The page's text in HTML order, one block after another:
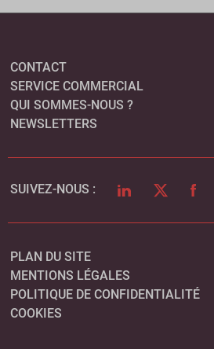
CONTACT
SERVICE COMMERCIAL
QUI SOMMES-NOUS ?
NEWSLETTERS
SUIVEZ-NOUS : LINKEDINTWITTER
PLAN DU SITE
MENTIONS LÉGALES
POLITIQUE DE CONFIDENTIALITÉ
COOKIES